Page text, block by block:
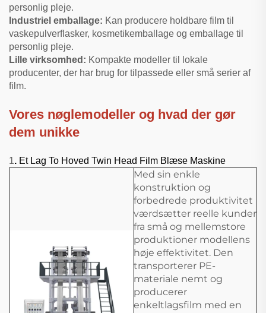
personlig pleje.
Industriel emballage: Kan producere holdbare film til
vaskepulverflasker, kosmetikemballage og emballage til
personlig pleje.
Lille virksomhed: Kompakte modeller til lokale
producenter, der har brug for tilpassede eller små serier af
film.
Vores nøglemodeller og hvad der gør
dem unikke
1. Et Lag To Hoved Twin Head Film Blæse Maskine
Med sin enkle
konstruktion og
forbedrede produktivitet
værdsætter reelle kunder
fra små og mellemstore
produktioner modellens
høje effektivitet. Den
transporterer PE-
materiale nemt og
producerer
enkeltlagsfilm med en